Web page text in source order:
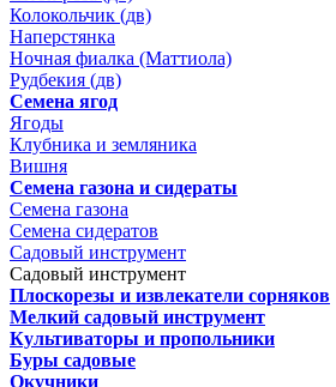
Колокольчик (дв)
Наперстянка
Ночная фиалка (Маттиола)
Рудбекия (дв)
Семена ягод
Ягоды
Клубника и земляника
Вишня
Семена газона и сидераты
Семена газона
Семена сидератов
Садовый инструмент
Садовый инструмент
Плоскорезы и извлекатели сорняков
Мелкий садовый инструмент
Культиваторы и пропольники
Буры садовые
Окучники